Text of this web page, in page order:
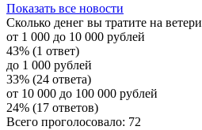
Показать все новости
Сколько денег вы тратите на
от 1 000 до 10 000 рублей
43% (1 ответ)
до 1 000 рублей
33% (24 ответа)
от 10 000 до 100 000 рублей
24% (17 ответов)
Всего проголосовало: 72